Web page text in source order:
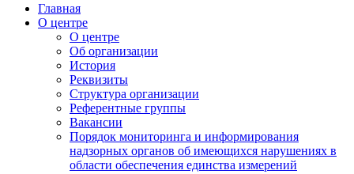
Главная
О центре
О центре
Об организации
История
Реквизиты
Структура организации
Референтные группы
Вакансии
Порядок мониторинга и информирования
надзорных органов об имеющихся нарушениях в
области обеспечения единства измерений